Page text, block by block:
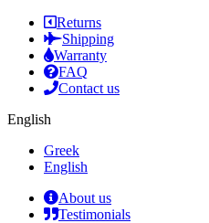
Returns
Shipping
Warranty
FAQ
Contact us
English
Greek
English
About us
Testimonials